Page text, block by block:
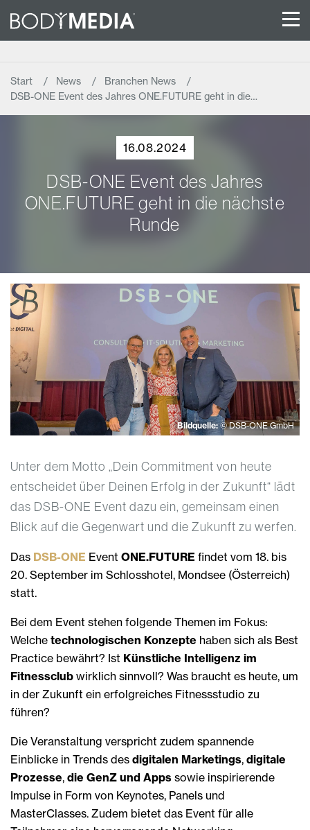
Start News
Branchen News
DSB-ONE Event des Jahres ONE.FUTURE geht in die…
16.08.2024
DSB-ONE Event des Jahres
ONE.FUTURE geht in die nächste
Runde
Bildquelle:© DSB-ONE GmbH
Unter dem Motto „Dein Commitment von heute
entscheidet über Deinen Erfolg in der Zukunft“ lädt
das DSB-ONE Event dazu ein, gemeinsam einen
Blick auf die Gegenwart und die Zukunft zu werfen.
Das DSB-ONE Event ONE.FUTURE findet vom 18. bis
20. September im Schlosshotel, Mondsee (Österreich)
statt.
Bei dem Event stehen folgende Themen im Fokus:
Welche technologischen Konzepte haben sich als Best
Practice bewährt? Ist Künstliche Intelligenz im
Fitnessclub wirklich sinnvoll? Was braucht es heute, um
in der Zukunft ein erfolgreiches Fitnessstudio zu
führen?
Die Veranstaltung verspricht zudem spannende
Einblicke in Trends des digitalen Marketings, digitale
Prozesse, die GenZ und Apps sowie inspirierende
Impulse in Form von Keynotes, Panels und
MasterClasses. Zudem bietet das Event für alle